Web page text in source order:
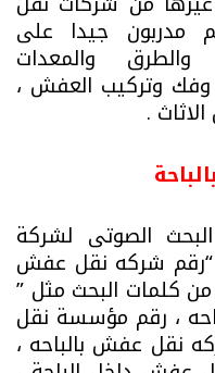
مدربون جيدا على
والمعدات
وتركيب العفش ،
.
الصوتى لشركة
“رقم شركه نقل عفش
من كلمات البحث مثل ”
، رقم مؤسسة نقل
نقل عفش بالباحه ،